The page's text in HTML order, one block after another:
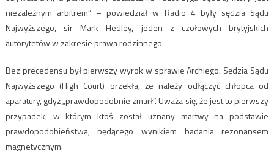
niezależnym arbitrem” – powiedział w Radio 4 były sędzia Sądu
Najwyższego, sir Mark Hedley, jeden z czołowych brytyjskich
autorytetów w zakresie prawa rodzinnego.
Bez precedensu był pierwszy wyrok w sprawie Archiego. Sędzia Sądu
Najwyższego (High Court) orzekła, że należy odłączyć chłopca od
aparatury, gdyż „prawdopodobnie zmarł”. Uważa się, że jest to pierwszy
przypadek, w którym ktoś został uznany martwy na podstawie
prawdopodobieństwa, będącego wynikiem badania rezonansem
magnetycznym.